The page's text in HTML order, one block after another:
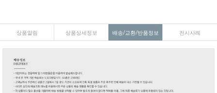
상품알림 상품상세정보 배송/교환/반품정보 전시사례